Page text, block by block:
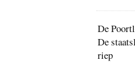
De
De
riep